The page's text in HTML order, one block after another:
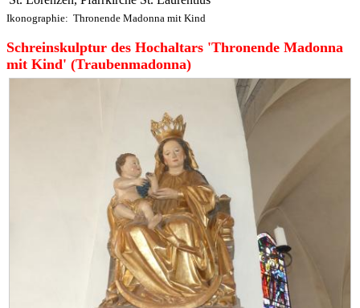
Ikonographie: Thronende Madonna mit Kind
Schreinskulptur des Hochaltars 'Thronende Madonna
mit Kind' (Traubenmadonna)